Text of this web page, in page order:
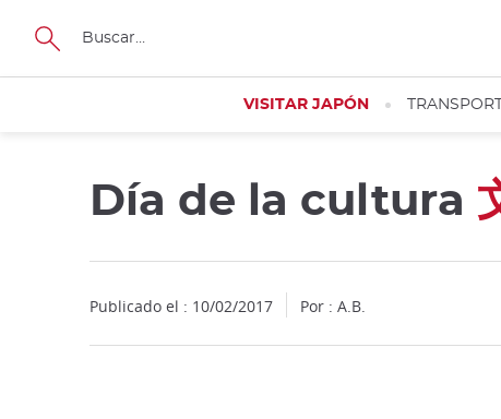
Tamaño
VISITAR JAPÓN
Día de la cultura
Publicado el : 10/02/2017 Por : A.B.